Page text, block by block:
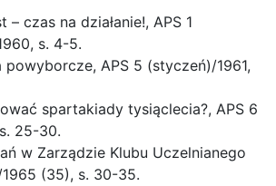
– czas na działanie!, APS 1
s. 4-5.
powyborcze, APS 5 (styczeń)/1961,
spartakiady tysiąclecia?, APS 6
25-30.
w Zarządzie Klubu Uczelnianego
1965 (35), s. 30-35.